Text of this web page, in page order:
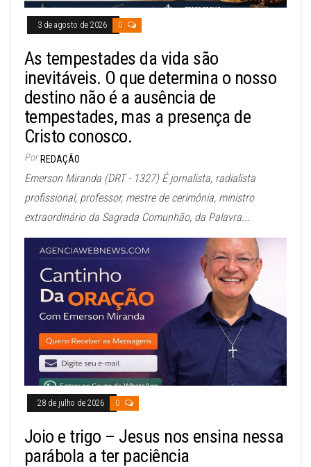
3 de agosto de 2026 0
As tempestades da vida são
inevitáveis. O que determina o nosso
destino não é a ausência de
tempestades, mas a presença de
Cristo conosco.
Por REDAÇÃO
Emerson Miranda (DRT - 1327) É jornalista, radialista
profissional, professor, mestre de cerimônia, ministro
extraordinário da Sagrada Comunhão, da Palavra...
28 de julho de 2026 0
Joio e trigo – Jesus nos ensina nessa
parábola a ter paciência